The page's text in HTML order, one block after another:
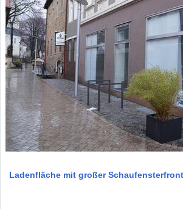
Ladenfläche mit großer